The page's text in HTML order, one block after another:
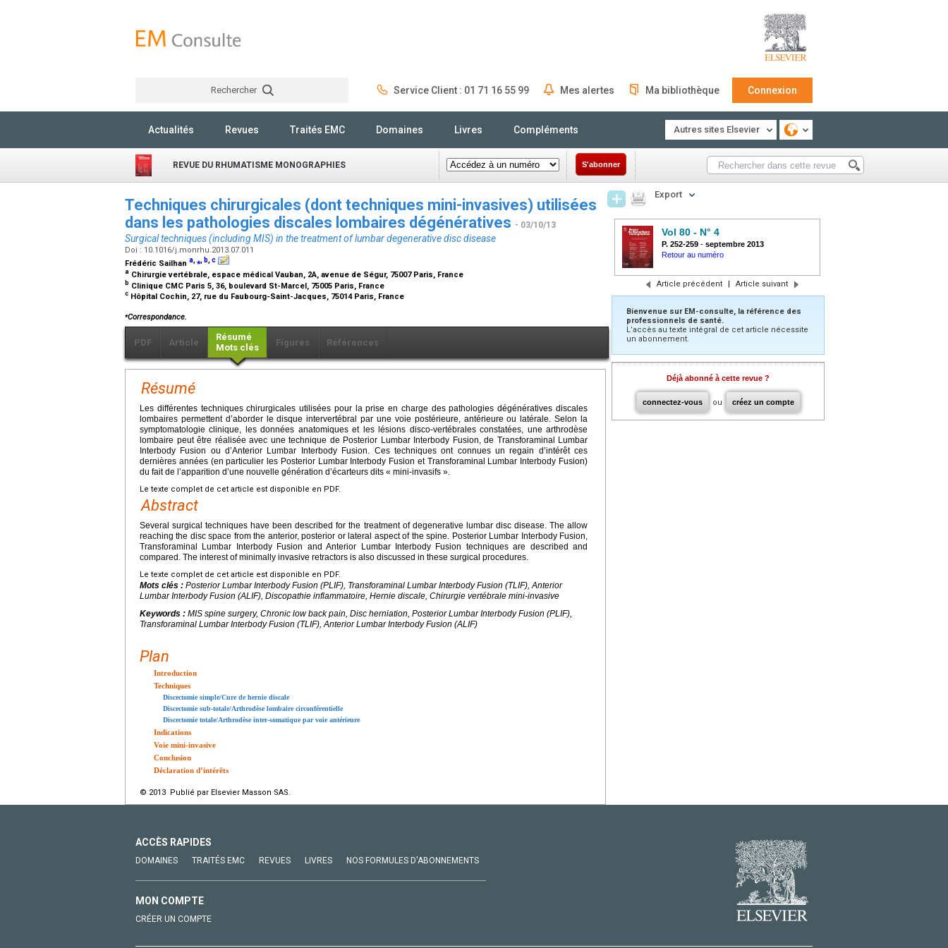
Rechercher Service Client : 01 71 16 55 99 Mes alertes Ma bibliothèque Connexion
Actualités Revues Traités EMC Domaines Livres Compléments Autres sites Elsevier
REVUE DU RHUMATISME MONOGRAPHIES S'abonner
Techniques chirurgicales (dont techniques mini-invasives) utilisées
dans les pathologies discales lombaires dégénératives - 03/10/13
Surgical techniques (including MIS) in the treatment of lumbar degenerative disc disease
Doi : 10.1016/j.monrhu.2013.07.011
Frédéric Sailhan a,⁎, b,c
a Chirurgie vertébrale, espace médical Vauban, 2A, avenue de Ségur, 75007 Paris, France
b Clinique CMC Paris 5, 36, boulevard St-Marcel, 75005 Paris, France
c Hôpital Cochin, 27, rue du Faubourg-Saint-Jacques, 75014 Paris, France
⁎Correspondance.
PDF Article
Résumé
Mots clés
Figures Références
Résumé
Les différentes techniques chirurgicales utilisées pour la prise en charge des pathologies dégénératives discales
lombaires permettent d’aborder le disque intervertébral par une voie postérieure, antérieure ou latérale. Selon la
symptomatologie clinique, les données anatomiques et les lésions disco-vertébrales constatées, une arthrodèse
lombaire peut être réalisée avec une technique de Posterior Lumbar Interbody Fusion, de Transforaminal Lumbar
Interbody Fusion ou d’Anterior Lumbar Interbody Fusion. Ces techniques ont connues un regain d’intérêt ces
dernières années (en particulier les Posterior Lumbar Interbody Fusion et Transforaminal Lumbar Interbody Fusion)
du fait de l’apparition d’une nouvelle génération d’écarteurs dits « mini-invasifs ».
Le texte complet de cet article est disponible en PDF.
Abstract
Several surgical techniques have been described for the treatment of degenerative lumbar disc disease. The allow
reaching the disc space from the anterior, posterior or lateral aspect of the spine. Posterior Lumbar Interbody Fusion,
Transforaminal Lumbar Interbody Fusion and Anterior Lumbar Interbody Fusion techniques are described and
compared. The interest of minimally invasive retractors is also discussed in these surgical procedures.
Le texte complet de cet article est disponible en PDF.
Mots clés : Posterior Lumbar Interbody Fusion (PLIF), Transforaminal Lumbar Interbody Fusion (TLIF), Anterior
Lumbar Interbody Fusion (ALIF), Discopathie inflammatoire, Hernie discale, Chirurgie vertébrale mini-invasive
Keywords : MIS spine surgery, Chronic low back pain, Disc herniation, Posterior Lumbar Interbody Fusion (PLIF),
Transforaminal Lumbar Interbody Fusion (TLIF), Anterior Lumbar Interbody Fusion (ALIF)
Plan
Introduction
Techniques
Discectomie simple/Cure de hernie discale
Discectomie sub-totale/Arthrodèse lombaire circonférentielle
Discectomie totale/Arthrodèse inter-somatique par voie antérieure
Indications
Voie mini-invasive
Conclusion
Déclaration d’intérêts
© 2013 Publié par Elsevier Masson SAS.
Export
Vol 80 - N° 4
P. 252-259 - septembre 2013
Retour au numéro
Article précédent | Article suivant
Bienvenue sur EM-consulte, la référence des
professionnels de santé.
L’accès au texte intégral de cet article nécessite
un abonnement.
Déjà abonné à cette revue ?
connectez-vous ou créez un compte
ACCÈS RAPIDES
DOMAINES TRAITÉS EMC REVUES LIVRES NOS FORMULES D'ABONNEMENTS
MON COMPTE
CRÉER UN COMPTE